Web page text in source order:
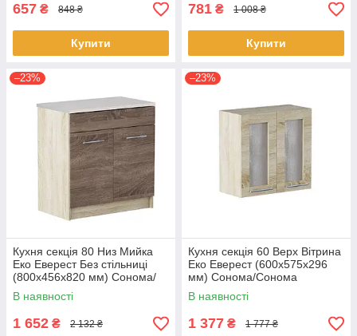
657 ₴ 848 ₴
Купити
781 ₴ 1 008 ₴
Купити
–23%
Кухня секція 80 Низ Мийка
Еко Еверест Без стільниці
(800х456х820 мм) Сонома/
Трюфель
В наявності
1 652 ₴ 2 132 ₴
–23%
Кухня секція 60 Верх Вітрина
Еко Еверест (600х575х296
мм) Сонома/Сонома
В наявності
1 377 ₴ 1 777 ₴